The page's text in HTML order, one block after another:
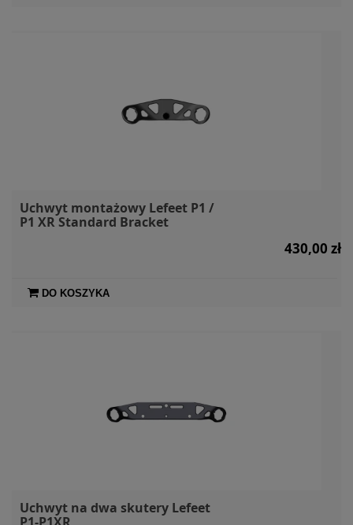
Uchwyt montażowy Lefeet P1 /
P1 XR Standard Bracket
430,00 zł
DO KOSZYKA
Uchwyt na dwa skutery Lefeet